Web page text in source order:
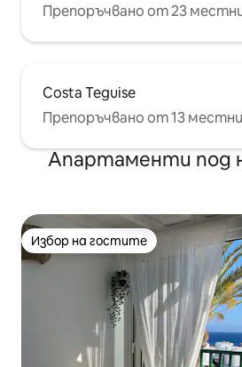
Препоръчвано от 23
Costa Teguise
Препоръчвано от 13
Апартаменти под
Избор на гостите
Избор на гостите